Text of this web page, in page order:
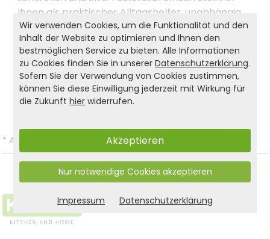
Ihnen als praktischer Alltagshelfer, unabhängig
vom Einsatzort, immer zur Verfügung!
Produkt- und Sicherheitshinweise:
Zurück zur Liste
* Alle Preise inkl. gesetzl. MwSt. und zzgl.
Wir verwenden Cookies, um die Funktionalität und den
Inhalt der Website zu optimieren und Ihnen den
bestmöglichen Service zu bieten. Alle Informationen
zu Cookies finden Sie in unsererDatenschutzerklärung.
Sofern Sie der Verwendung von Cookies zustimmen,
können Sie diese Einwilligung jederzeit mit Wirkung für
die Zukunfthier widerrufen.
Akzeptieren
Nur notwendige Cookies akzeptieren
Impressum Datenschutzerklärung